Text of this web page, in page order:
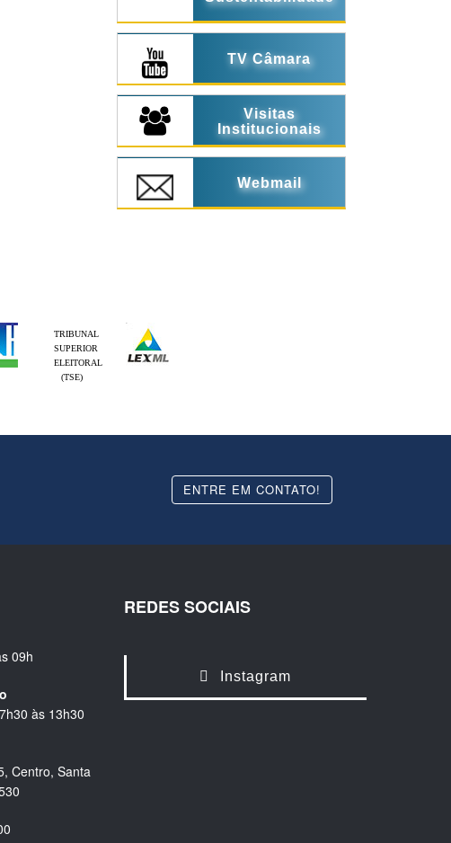
TV Câmara
Visitas
Institucionais
Webmail
TRIBUNAL
SUPERIOR
ELEITORAL
(TSE)
ENTRE EM CONTATO!
09h
às 13h30
Centro, Santa
REDES SOCIAIS
Instagram